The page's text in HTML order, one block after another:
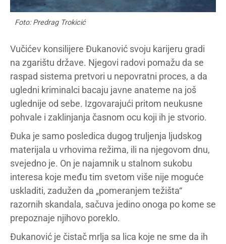
Foto: Predrag Trokicić
Vučićev konsilijere Đukanović svoju karijeru gradi
na zgarištu države. Njegovi radovi pomažu da se
raspad sistema pretvori u nepovratni proces, a da
ugledni kriminalci bacaju javne anateme na još
uglednije od sebe. Izgovarajući pritom neukusne
pohvale i zaklinjanja časnom ocu koji ih je stvorio.
Đuka je samo posledica dugog truljenja ljudskog
materijala u vrhovima režima, ili na njegovom dnu,
svejedno je. On je najamnik u stalnom sukobu
interesa koje među tim svetom više nije moguće
uskladiti, zadužen da „pomeranjem težišta“
razornih skandala, sačuva jedino onoga po kome se
prepoznaje njihovo poreklo.
Đukanović je čistač mrlja sa lica koje ne sme da ih